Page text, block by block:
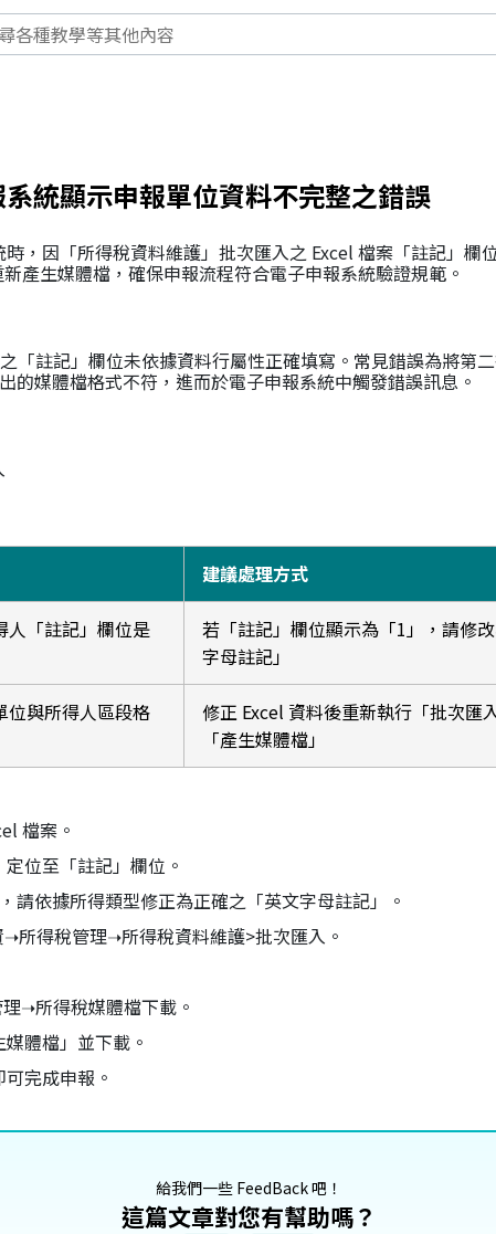
統顯示申報單位資料不完整之錯誤
，因「所得稅資料維護」批次匯入之 Excel 檔案「註記」欄
產生媒體檔，確保申報流程符合電子申報系統驗證規範。
「註記」欄位未依據資料行屬性正確填寫。常見錯誤為將第
的媒體檔格式不符，進而於電子申報系統中觸發錯誤訊息。
建議處理方式
人「註記」欄位是
若「註記」欄位顯示為「1」，請修
字母註記」
位與所得人區段格
修正 Excel 資料後重新執行「批次匯
「產生媒體檔」
檔案。
位至「註記」欄位。
請依據所得類型修正為正確之「英文字母註記」。
所得稅管理➝所得稅資料維護>批次匯入。
➝所得稅媒體檔下載。
體檔」並下載。
完成申報。
給我們一些 FeedBack 吧！
這篇文章對您有幫助嗎？